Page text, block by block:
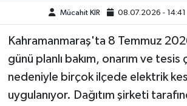
Mücahit KIR 08.07.2026 - 14:41
Kahramanmaraş'ta 8 Temmuz
günü planlı bakım, onarım ve tesis
nedeniyle birçok ilçede elektrik
uygulanıyor. Dağıtım şirketi
KAHRAMANMARAŞ